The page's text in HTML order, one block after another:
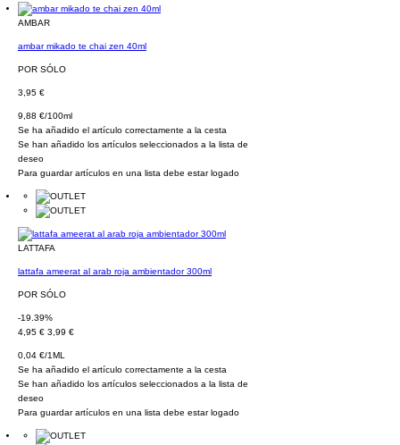
AMBAR
ambar mikado te chai zen 40ml
POR SÓLO
3,95 €
9,88 €/100ml
Se ha añadido el artículo correctamente a la cesta
Se han añadido los artículos seleccionados a la lista de
deseo
Para guardar artículos en una lista debe estar logado
LATTAFA
lattafa ameerat al arab roja ambientador 300ml
POR SÓLO
-19.39%
4,95 € 3,99 €
0,04 €/1ML
Se ha añadido el artículo correctamente a la cesta
Se han añadido los artículos seleccionados a la lista de
deseo
Para guardar artículos en una lista debe estar logado